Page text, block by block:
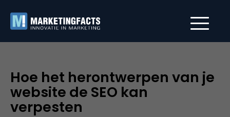
Hoe het herontwerpen van je
website de SEO kan
verpesten